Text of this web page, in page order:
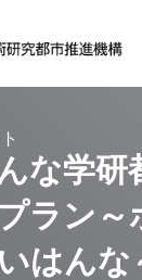
な学研
ラン～
はんな